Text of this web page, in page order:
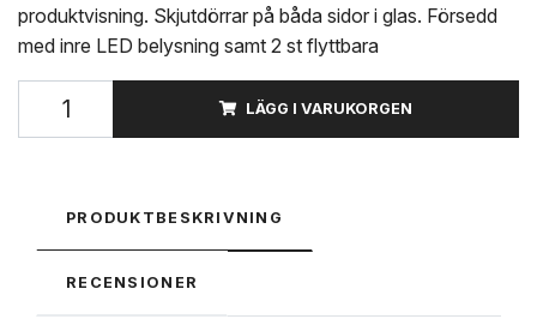
produktvisning. Skjutdörrar på båda sidor i glas. Försedd
med inre LED belysning samt 2 st flyttbara
LÄGG I VARUKORGEN
PRODUKTBESKRIVNING
RECENSIONER